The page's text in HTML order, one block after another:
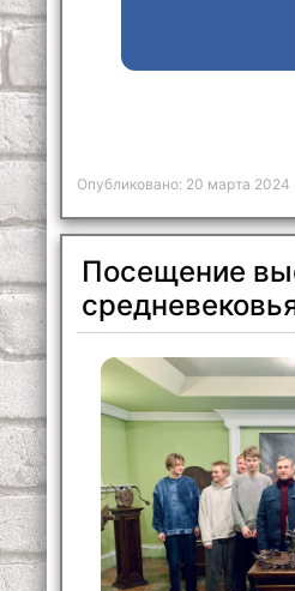
Опубликовано: 20 марта 2024
Посещение